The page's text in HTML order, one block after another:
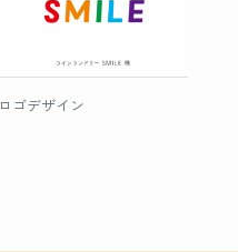
ロゴデザイン